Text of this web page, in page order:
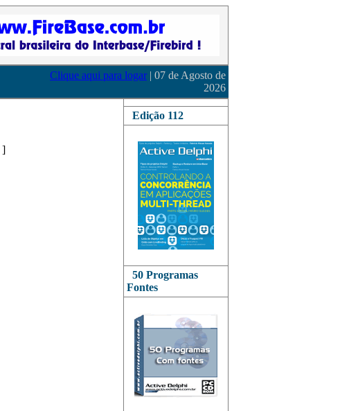
Clique aqui para logar | 07 de Agosto de
2026
]
Edição 112
50 Programas
Fontes